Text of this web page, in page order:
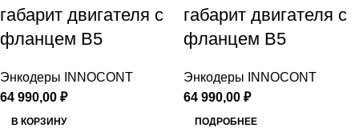
габарит двигателя с
фланцем B5
Энкодеры INNOCONT
64 990,00 ₽
В КОРЗИНУ
габарит двигателя с
фланцем B5
Энкодеры INNOCONT
64 990,00 ₽
ПОДРОБНЕЕ